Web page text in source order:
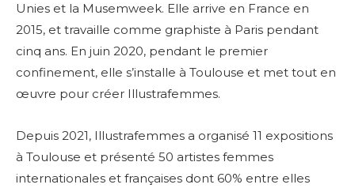
Unies et la Musemweek. Elle arrive en France en
2015, et travaille comme graphiste à Paris pendant
cinq ans. En juin 2020, pendant le premier
confinement, elle s’installe à Toulouse et met tout en
œuvre pour créer Illustrafemmes.
Depuis 2021, Illustrafemmes a organisé 11 expositions
à Toulouse et présenté 50 artistes femmes
internationales et françaises dont 60% entre elles